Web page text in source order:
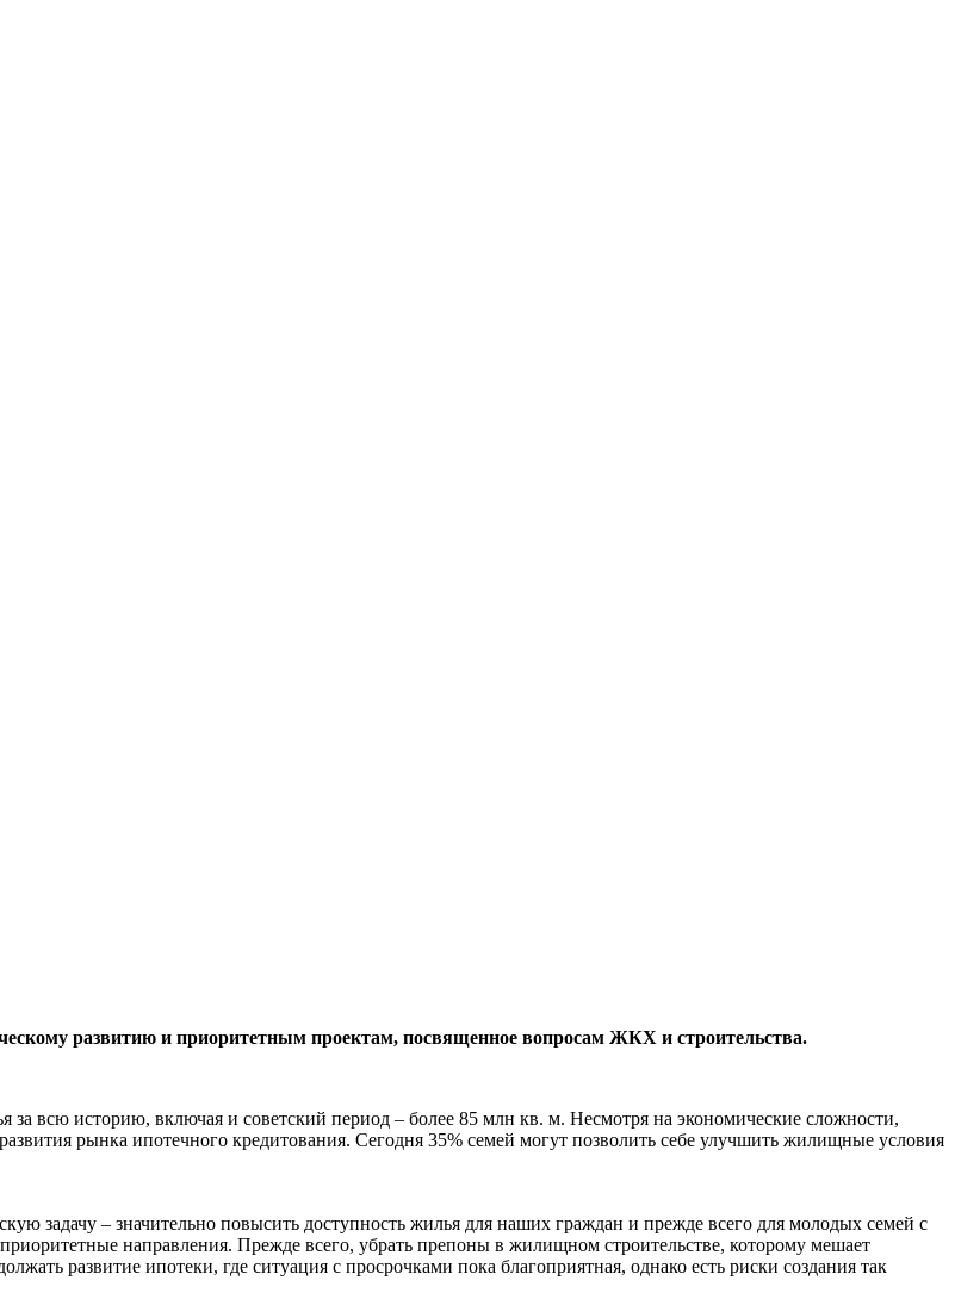
развитию и приоритетным проектам, посвященное вопросам ЖКХ и строительства.
всю историю, включая и советский период – более 85 млн кв. м. Несмотря на экономические сложности,
рынка ипотечного кредитования. Сегодня 35% семей могут позволить себе улучшить жилищные условия
задачу – значительно повысить доступность жилья для наших граждан и прежде всего для молодых семей с
направления. Прежде всего, убрать препоны в жилищном строительстве, которому мешает
развитие ипотеки, где ситуация с просрочками пока благоприятная, однако есть риски создания так